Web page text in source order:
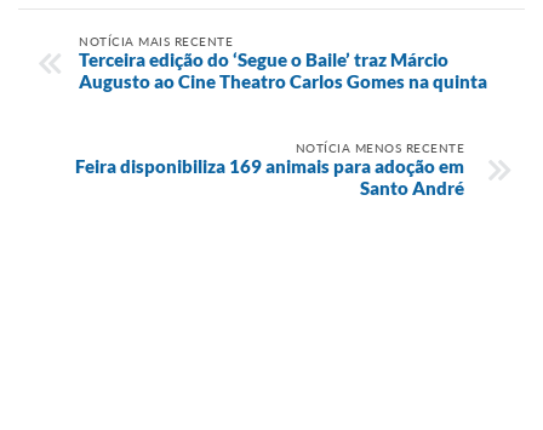
NOTÍCIA MAIS RECENTE
Terceira edição do ‘Segue o Baile’ traz Márcio
Augusto ao Cine Theatro Carlos Gomes na quinta
NOTÍCIA MENOS RECENTE
Feira disponibiliza 169 animais para adoção em
Santo André